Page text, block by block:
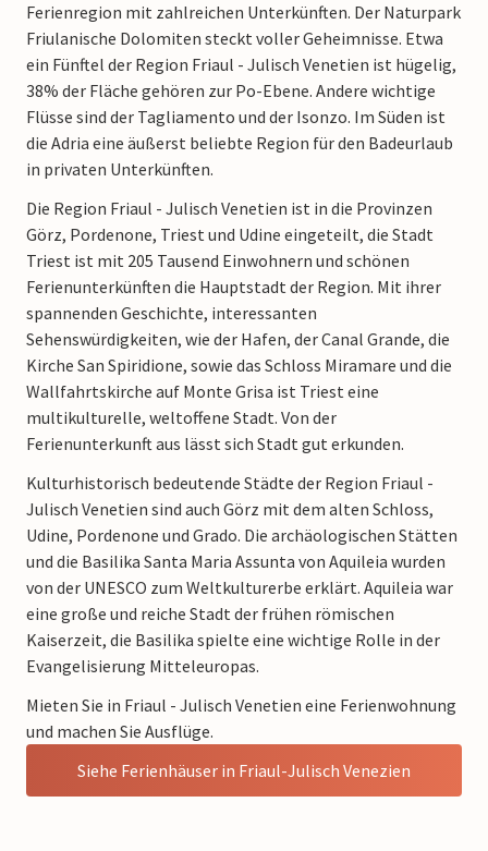
Ferienregion mit zahlreichen Unterkünften. Der Naturpark
Friulanische Dolomiten steckt voller Geheimnisse. Etwa
ein Fünftel der Region Friaul - Julisch Venetien ist hügelig,
38% der Fläche gehören zur Po-Ebene. Andere wichtige
Flüsse sind der Tagliamento und der Isonzo. Im Süden ist
die Adria eine äußerst beliebte Region für den Badeurlaub
in privaten Unterkünften.
Die Region Friaul - Julisch Venetien ist in die Provinzen
Görz, Pordenone, Triest und Udine eingeteilt, die Stadt
Triest ist mit 205 Tausend Einwohnern und schönen
Ferienunterkünften die Hauptstadt der Region. Mit ihrer
spannenden Geschichte, interessanten
Sehenswürdigkeiten, wie der Hafen, der Canal Grande, die
Kirche San Spiridione, sowie das Schloss Miramare und die
Wallfahrtskirche auf Monte Grisa ist Triest eine
multikulturelle, weltoffene Stadt. Von der
Ferienunterkunft aus lässt sich Stadt gut erkunden.
Kulturhistorisch bedeutende Städte der Region Friaul -
Julisch Venetien sind auch Görz mit dem alten Schloss,
Udine, Pordenone und Grado. Die archäologischen Stätten
und die Basilika Santa Maria Assunta von Aquileia wurden
von der UNESCO zum Weltkulturerbe erklärt. Aquileia war
eine große und reiche Stadt der frühen römischen
Kaiserzeit, die Basilika spielte eine wichtige Rolle in der
Evangelisierung Mitteleuropas.
Mieten Sie in Friaul - Julisch Venetien eine Ferienwohnung
und machen Sie Ausflüge.
Siehe Ferienhäuser in Friaul-Julisch Venezien